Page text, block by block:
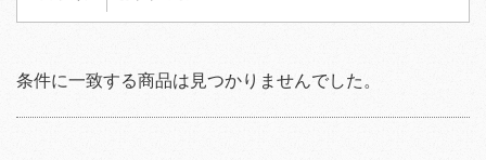
条件に一致する商品は見つかりませんでした。